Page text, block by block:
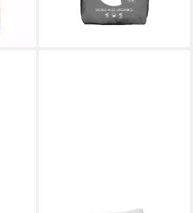
ab 21,34 €
(0,43 €/ 1 l)